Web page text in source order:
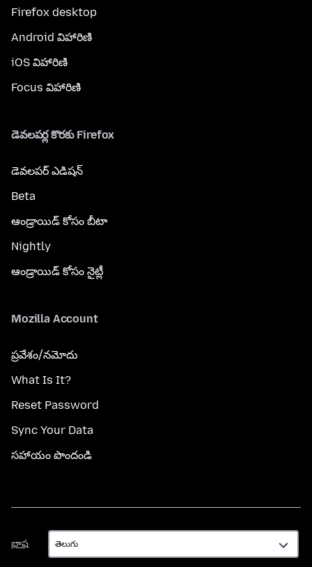
Firefox desktop
Android విహారిణి
iOS విహారిణి
Focus విహారిణి
డెవలపర్ల కొరకు Firefox
డెవలపర్ ఎడిషన్
Beta
ఆండ్రాయిడ్ కోసం బీటా
Nightly
ఆండ్రాయిడ్ కోసం నైట్లీ
Mozilla Account
ప్రవేశం/నమోదు
What Is It?
Reset Password
Sync Your Data
సహాయం పొందండి
భాష
భాష